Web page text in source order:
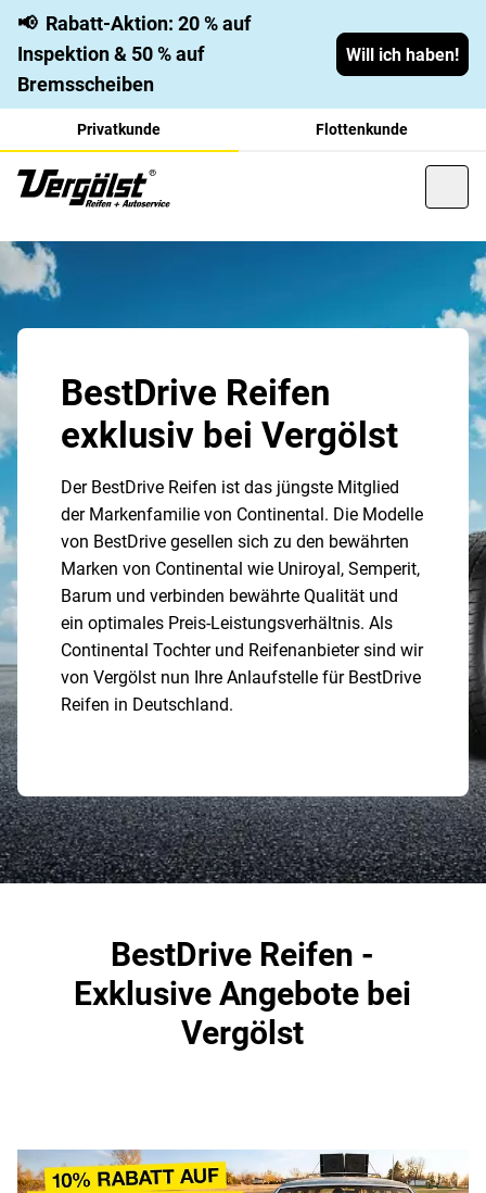
📢 Rabatt-Aktion: 20 % auf
Inspektion & 50 % auf
Bremsscheiben
Will ich haben!
Privatkunde Flottenkunde
BestDrive Reifen
exklusiv bei Vergölst
Der BestDrive Reifen ist das jüngste Mitglied
der Markenfamilie von Continental. Die Modelle
von BestDrive gesellen sich zu den bewährten
Marken von Continental wie Uniroyal, Semperit,
Barum und verbinden bewährte Qualität und
ein optimales Preis-Leistungsverhältnis. Als
Continental Tochter und Reifenanbieter sind wir
von Vergölst nun Ihre Anlaufstelle für BestDrive
Reifen in Deutschland.
BestDrive Reifen -
Exklusive Angebote bei
Vergölst